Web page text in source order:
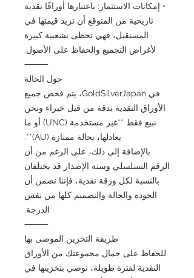
• إمكانات الاستثمار: باعتبارها أوراقًا نقدية
تاريخية من المتوقع أن تزيد قيمتها في
المستقبل، فهي تحظى بشعبية كبيرة
لأغراض التجميع والحفاظ على الأصول.
⸻
حول الحالة
في GoldSilverJapan، يتم فحص جميع
الأوراق النقدية بدقة من قبل خبراء ونحن
نبيع فقط **غير مستخدمة (UNC) أو ما
يعادلها، بحالة ممتازة (AU)**.
بالإضافة إلى ذلك، على الرغم من أن
الرقم التسلسلي وسنة الإصدار قد يختلفان
بالنسبة لكل ورقة نقدية، فإننا نضمن أن
الجودة والحالة والتصميم كلها من نفس
الدرجة.
⸻
طريقة التخزين الموصى بها
للحفاظ على جمال مجموعتك من الأوراق
النقدية لفترة طويلة، نوصي بتخزينها في